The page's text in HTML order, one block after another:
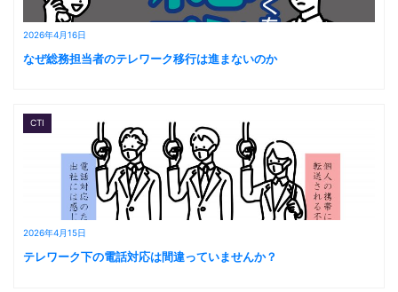
2026年4月16日
なぜ総務担当者のテレワーク移行は進まないのか
2026年4月15日
CTI
テレワーク下の電話対応は間違っていませんか？